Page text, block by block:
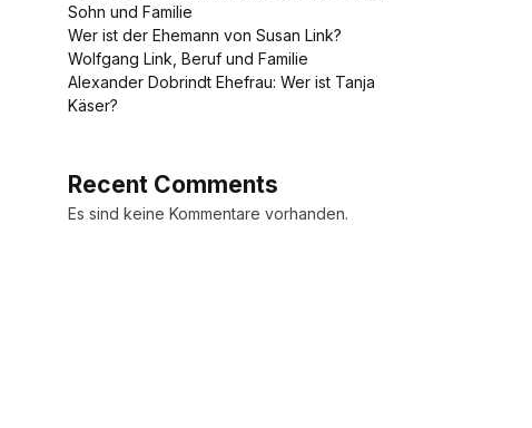
Sohn und Familie
Wer ist der Ehemann von Susan Link?
Wolfgang Link, Beruf und Familie
Alexander Dobrindt Ehefrau: Wer ist Tanja
Käser?
Recent Comments
Es sind keine Kommentare vorhanden.